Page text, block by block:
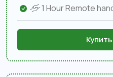
1 Hour Remote